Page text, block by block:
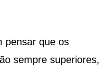
pensar que os
sempre superiores,